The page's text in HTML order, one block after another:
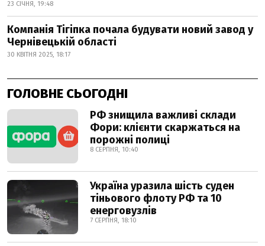
23 СІЧНЯ, 19:48
Компанія Тігіпка почала будувати новий завод у
Чернівецькій області
30 КВІТНЯ 2025, 18:17
ГОЛОВНЕ СЬОГОДНІ
РФ знищила важливі склади
Фори: клієнти скаржаться на
порожні полиці
8 СЕРПНЯ, 10:40
Україна уразила шість суден
тіньового флоту РФ та 10
енерговузлів
7 СЕРПНЯ, 18:10